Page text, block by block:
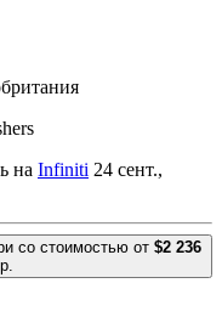
на Infiniti 24 сент.,
со стоимостью от $2 236